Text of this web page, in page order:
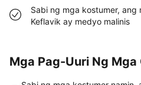
Sabi ng mga kostumer, ang
Keflavik ay medyo malinis
Mga Pag-Uuri Ng